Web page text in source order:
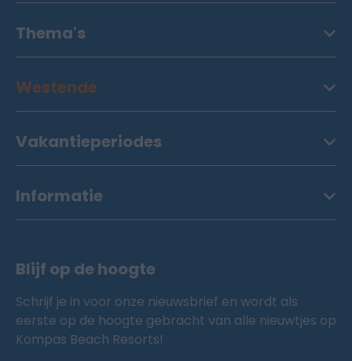
Thema's
Westende
Vakantieperiodes
Informatie
Blijf op de hoogte
Schrijf je in voor onze nieuwsbrief en wordt als
eerste op de hoogte gebracht van alle nieuwtjes op
Kompas Beach Resorts!